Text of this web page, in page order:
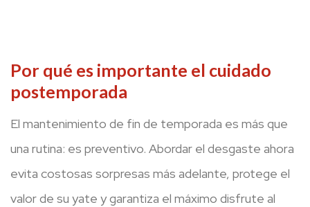
Por qué es importante el cuidado
postemporada
El mantenimiento de fin de temporada es más que
una rutina: es preventivo. Abordar el desgaste ahora
evita costosas sorpresas más adelante, protege el
valor de su yate y garantiza el máximo disfrute al